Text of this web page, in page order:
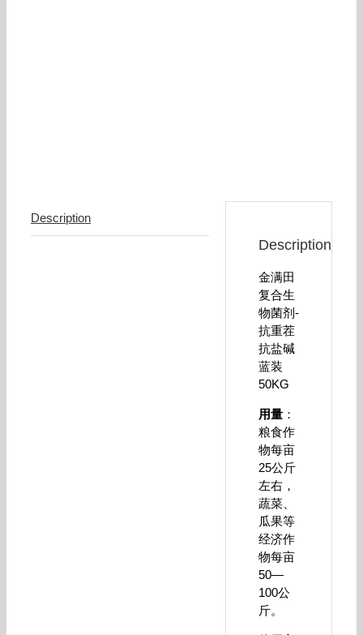
Description
Description
金满田
复合生
物菌剂-
抗重茬
抗盐碱
蓝装
50KG
用量 ：
粮食作
物每亩
25公斤
左右，
蔬菜、
瓜果等
经济作
物每亩
50—
100公
斤。